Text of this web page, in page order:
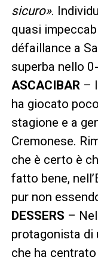
sicuro».
quasi
défaillance a
superba nello
ASCACIBAR –
ha giocato
stagione e a
Cremonese.
che è certo è
fatto bene,
pur non
DESSERS –
protagonista di
che ha